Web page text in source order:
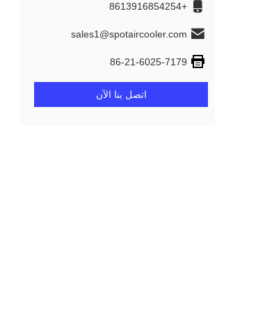
+8613916854254
sales1@spotaircooler.com
86-21-6025-7179
اتصل بنا الآن